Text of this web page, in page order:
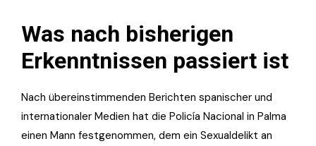
Was nach bisherigen
Erkenntnissen passiert ist
Nach übereinstimmenden Berichten spanischer und
internationaler Medien hat die Policía Nacional in Palma
einen Mann festgenommen, dem ein Sexualdelikt an